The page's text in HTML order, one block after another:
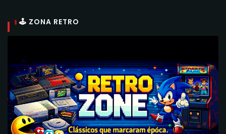
🕹 ZONA RETRO